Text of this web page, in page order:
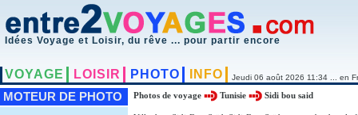
Idées Voyage et Loisir, du rêve ... pour partir encore
VOYAGE LOISIR PHOTO INFO Jeudi 06 août 2026 11:34 ... en
MOTEUR DE PHOTO Photos de voyage Tunisie Sidi bou said